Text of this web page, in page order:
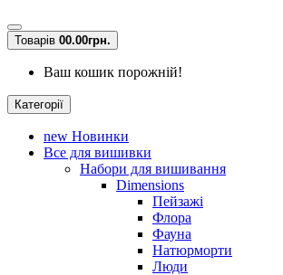
Товарів 00.00грн.
Ваш кошик порожній!
Категорії
new Новинки
Все для вишивки
Набори для вишивання
Dimensions
Пейзажі
Флора
Фауна
Натюрморти
Люди